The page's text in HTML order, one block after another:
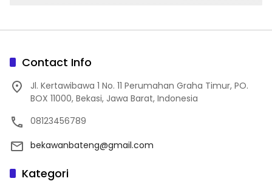
Contact Info
Jl. Kertawibawa 1 No. 11 Perumahan Graha Timur, PO.
BOX 11000, Bekasi, Jawa Barat, Indonesia
08123456789
bekawanbateng@gmail.com
Kategori